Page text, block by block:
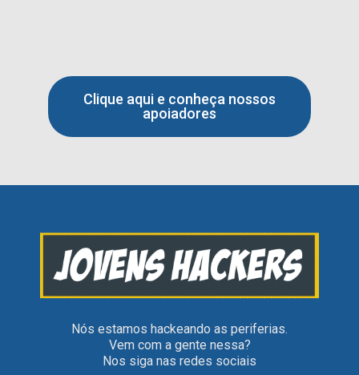
Clique aqui e conheça nossos
apoiadores
Nós estamos hackeando as periferias.
Vem com a gente nessa?
Nos siga nas redes sociais